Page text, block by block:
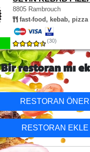
8805 Rambrouch
fast-food, kebab, pizza
(30)
Bir restoran mı
RESTORAN ÖNER
RESTORAN EKLE